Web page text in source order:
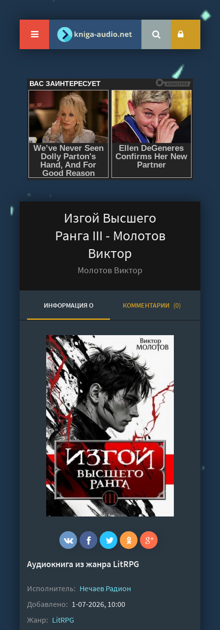
Изгой Высшего
Ранга III - Молотов
Виктор
Молотов Виктор
ИНФОРМАЦИЯ О
АУДИОКНИГЕ
КОММЕНТАРИИ (0)
Аудиокнига из жанра LitRPG
Исполнитель: Нечаев Радион
Добавлено: 1-07-2026, 10:00
Жанр: LitRPG